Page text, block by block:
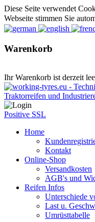
Diese Seite verwendet
Webseite stimmen Sie
Warenkorb
Ihr Warenkorb ist derzeit
Positive SSL
Home
Kontakt
Online-Shop
Versandkosten
AGB's und
Reifen Infos
Unterschiede
Last u.
Umrüsttabelle